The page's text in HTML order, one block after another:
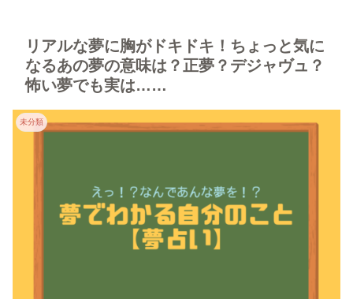
リアルな夢に胸がドキドキ！ちょっと気に
なるあの夢の意味は？正夢？デジャヴュ？
怖い夢でも実は……
未分類